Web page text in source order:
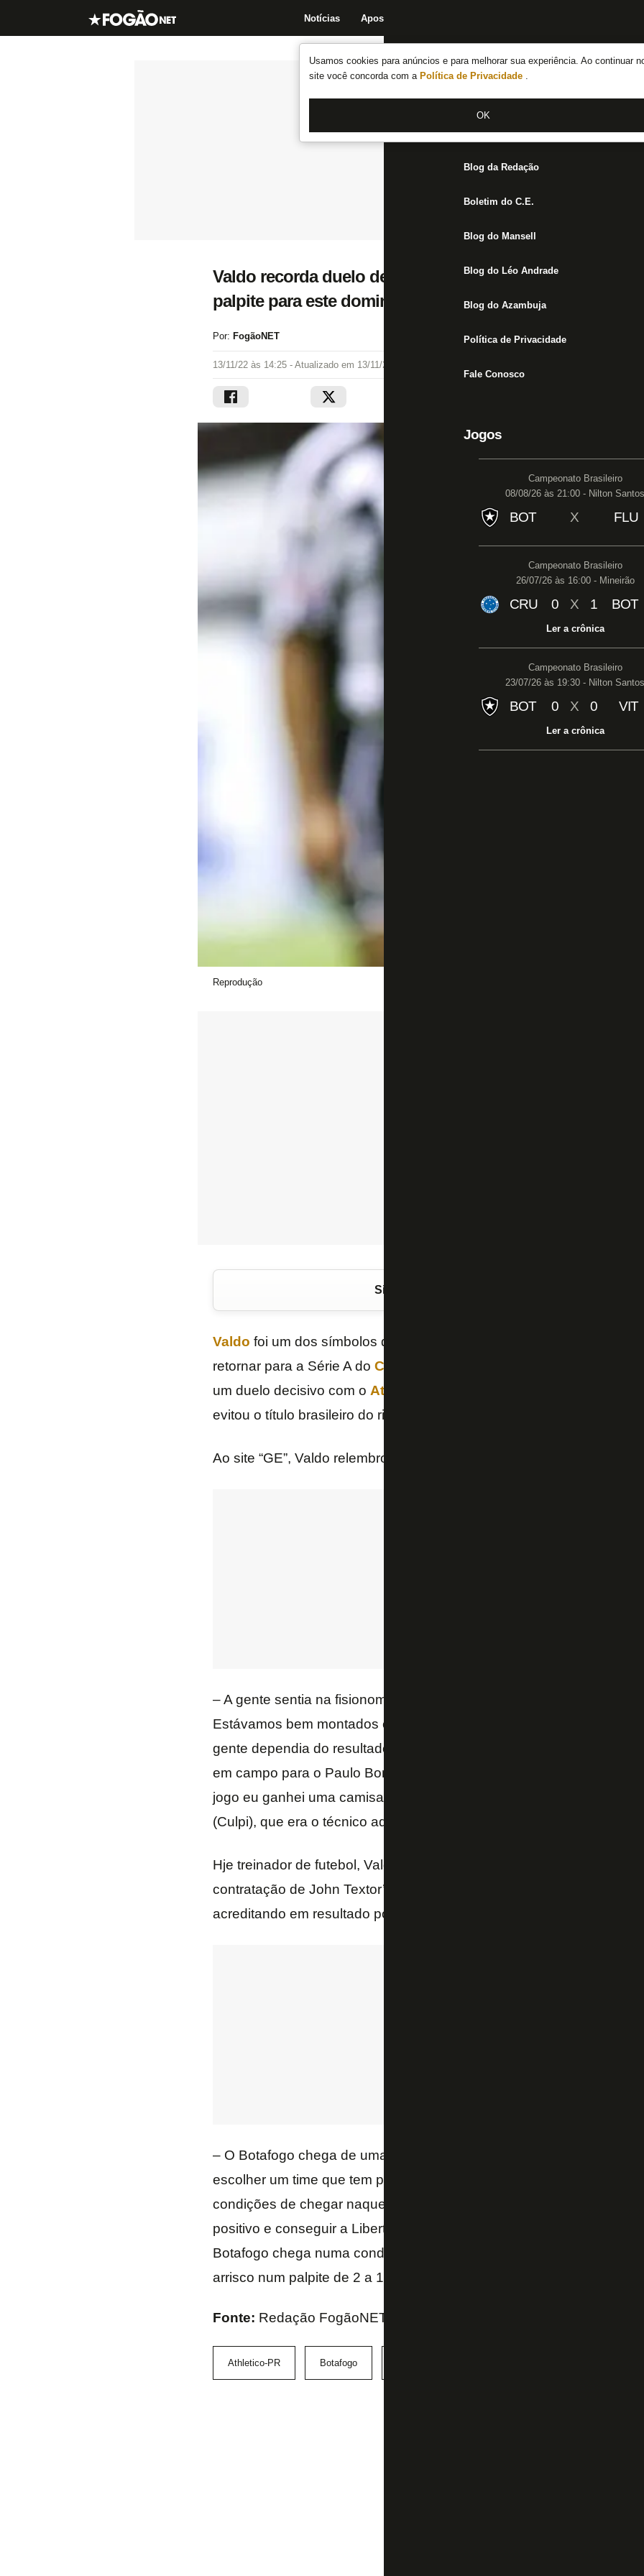
Usamos cookies para anúncios e para melhorar sua experiência. Ao continuar
site você concorda com a Política de Privacidade .
OK
Notícias Apostas
Notícias do Botafogo
Fórum
Jogos
Blog da Redação
Boletim do C.E.
Blog do Mansell
Blog do Léo Andrade
Blog do Azambuja
Política de Privacidade
Fale Conosco
Jogos
Campeonato Brasileiro
08/08/26 às 21:00 - Nilton Santos
BOT X FLU
Campeonato Brasileiro
26/07/26 às 16:00 - Mineirão
CRU 0 X 1 BOT
Ler a crônica
Campeonato Brasileiro
23/07/26 às 19:30 - Nilton Santos
BOT 0 X 0 VIT
Ler a crônica
Valdo recorda duelo decisivo com Athletico-PR em 2004
palpite para este domingo: ‘2 a 1 para o Botafogo’
Por: FogãoNET
13/11/22 às 14:25 - Atualizado em 13/11/22 às 14:25
Reprodução
Siga o FogãoNET
Valdo foi um dos símbolos do
retornar para a Série A do Campeonato Brasileiro
um duelo decisivo com o Athletico-PR
evitou o título brasileiro do rival, na Arena da Baixada.
Ao site “GE”, Valdo relembrou aquela partida histórica.
– A gente sentia na fisionomia dos caras que não daria pra eles
Estávamos bem montados e deu tudo certo para gente também.
gente dependia do resultado do Criciúma. E no finalzinho deu tudo
em campo para o Paulo Bonamigo. Nós empatamos e salvamos o
jogo eu ganhei uma camisa dos jogadores do Athletico assinada por
(Culpi), que era o técnico adversário – lembrou Valdo.
Hje treinador de futebol, Valdo destaca Luís Castro como
contratação de John Textor’. O ex-jogador estará na torcida pelo
acreditando em resultado positivo.
– O Botafogo chega de uma vitória esmagadora e convincente. Se
escolher um time que tem pressão é o Athletico. Do que eu vi do
condições de chegar naquele campo complicado da Baixada com
positivo e conseguir a Libertadores ou pré. É uma situação
Botafogo chega numa condição de forças. Como o Athletico tem
arrisco num palpite de 2 a 1 para o Botafogo – completou.
Fonte: Redação FogãoNET e GE
Athletico-PR Botafogo